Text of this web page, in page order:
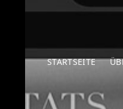
STARTSEITE